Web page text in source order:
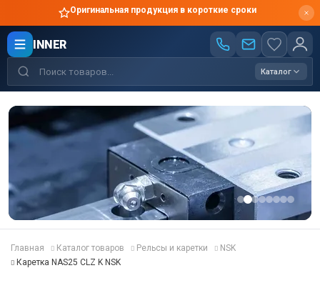
Оригинальная продукция в короткие сроки
INNER
Каталог
Главная Каталог товаров Рельсы и каретки
NSK
Каретка NAS25 CLZ K NSK